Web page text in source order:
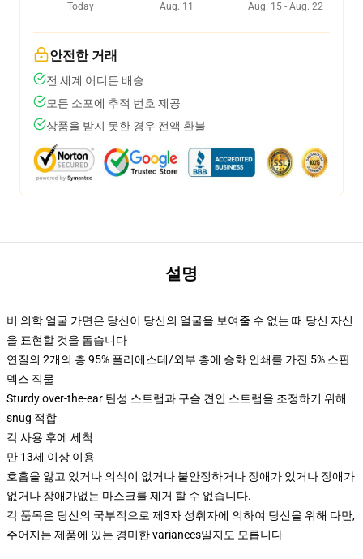
Today
Aug. 11
Aug. 15 - Aug. 22
안전한 거래
전 세계 어디든 배송
모든 소포에 추적 번호 제공
상품을 받지 못한 경우 전액 환불
설명
비 의학 얼굴 가면은 당신이 당신의 얼굴을 보여줄 수 없는 때 당신 자신
을 표현할 것을 돕습니다
연질의 2개의 층 95% 폴리에스테/외부 층에 승화 인쇄를 가진 5% 스판
덱스 직물
Sturdy over-the-ear 탄성 스트랩과 구슬 견인 스트랩을 조정하기 위해
snug 적합
각 사용 후에 세척
만 13세 이상 이용
호흡을 앓고 있거나 의식이 없거나 불안정하거나 장애가 있거나 장애가
없거나 장애가없는 마스크를 제거 할 수 없습니다.
각 품목은 당신의 국부적으로 제3자 성취자에 의하여 당신을 위해 다만,
주어지는 제품에 있는 경미한 variances일지도 모릅니다